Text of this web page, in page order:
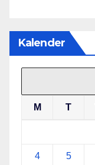
Kalender
M T
4 5